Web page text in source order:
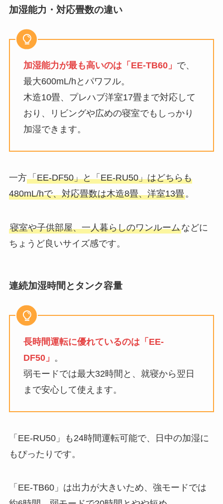
加湿能力・対応畳数の違い
加湿能力が最も高いのは「EE-TB60」 で、
最大600mL/hとパワフル。
木造10畳、プレハブ洋室17畳まで対応して
おり、リビングや広めの寝室でもしっかり
加湿できます。
一方「EE-DF50」と「EE-RU50」はどちらも
480mL/hで、対応畳数は木造8畳、洋室13畳。
寝室や子供部屋、一人暮らしのワンルームなどに
ちょうど良いサイズ感です。
連続加湿時間とタンク容量
長時間運転に優れているのは「EE-
DF50」 。
弱モードでは最大32時間と、就寝から翌日
まで安心して使えます。
「EE-RU50」も24時間運転可能で、日中の加湿に
もぴったりです。
「EE-TB60」は出力が大きいため、強モードでは